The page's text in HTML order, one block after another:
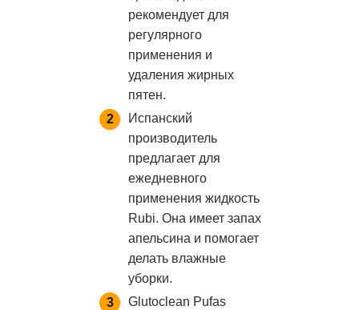
рекомендует для
регулярного
применения и
удаления жирных
пятен.
Испанский
производитель
предлагает для
ежедневного
применения жидкость
Rubi. Она имеет запах
апельсина и помогает
делать влажные
уборки.
Glutoclean Pufas